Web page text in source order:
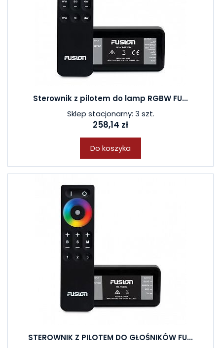
Sterownik z pilotem do lamp RGBW FU...
Sklep stacjonarny: 3 szt.
258,14 zł
Do koszyka
STEROWNIK Z PILOTEM DO GŁOŚNIKÓW FU...